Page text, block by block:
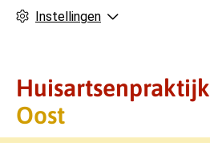
Instellingen
Huisartsenpraktijk
Oost